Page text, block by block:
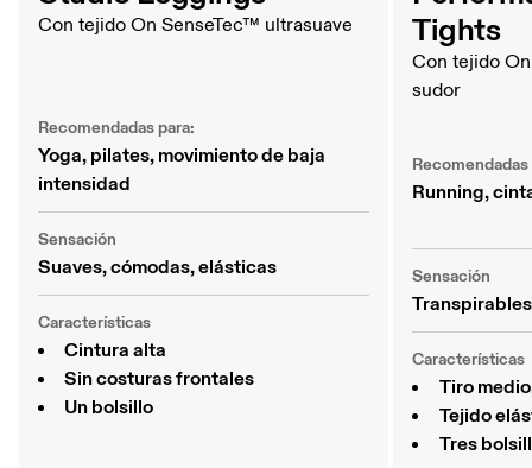
Con tejido On SenseTec™ ultrasuave
Recomendadas para:
Yoga, pilates, movimiento de baja
intensidad
Sensación
Suaves, cómodas, elásticas
Características
Cintura alta
Sin costuras frontales
Un bolsillo
Tights
Con tejido
sudor
Recomendadas
Running,
Sensación
Características
Tiro
Tejido
Tres